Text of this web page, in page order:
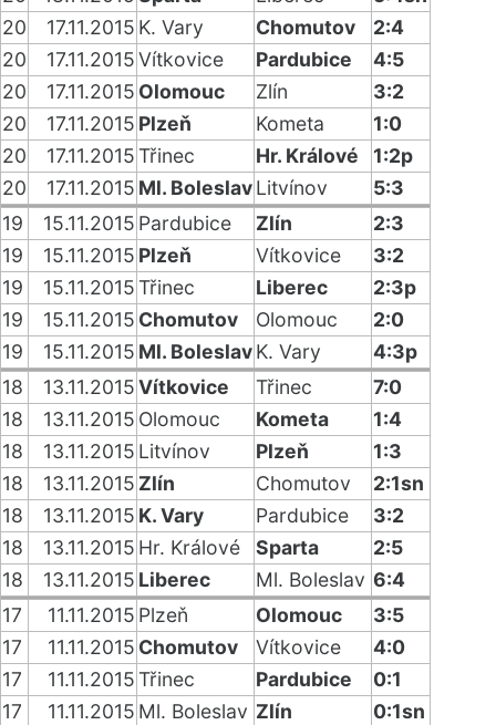
20
17.11.2015 K. Vary Chomutov
2:4
20
17.11.2015Vítkovice Pardubice
4:5
20
17.11.2015 Olomouc Zlín
3:2
20
17.11.2015 Plzeň Kometa
1:0
20
17.11.2015Třinec Hr. Králové
1:2p
20
17.11.2015 Ml. BoleslavLitvínov
5:3
19
15.11.2015 Pardubice Zlín
2:3
19
15.11.2015 Plzeň Vítkovice
3:2
19
15.11.2015Třinec Liberec
2:3p
19
15.11.2015 Chomutov Olomouc
2:0
19
15.11.2015 Ml. BoleslavK. Vary
4:3p
18
13.11.2015Vítkovice Třinec
7:0
18
13.11.2015 Olomouc Kometa
1:4
18
13.11.2015 Litvínov Plzeň
1:3
18
13.11.2015 Zlín Chomutov
2:1sn
18
13.11.2015 K. Vary Pardubice
3:2
18
13.11.2015 Hr. Králové Sparta
2:5
18
13.11.2015 Liberec Ml. Boleslav 6:4
17
11.11.2015 Plzeň Olomouc
3:5
17
11.11.2015 Chomutov Vítkovice
4:0
17
11.11.2015Třinec Pardubice
0:1
17
11.11.2015 Ml. Boleslav Zlín
0:1sn